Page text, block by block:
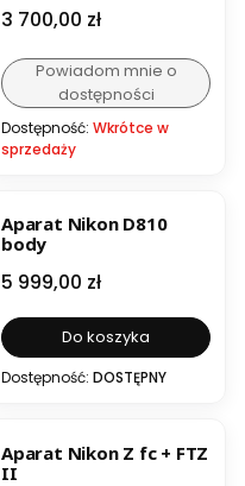
Cena
3 700,00 zł
Powiadom mnie o
dostępności
Dostępność: Wkrótce w
sprzedaży
Aparat Nikon D810
body
Cena
5 999,00 zł
Do koszyka
Dostępność: DOSTĘPNY
Aparat Nikon Z fc + FTZ
II